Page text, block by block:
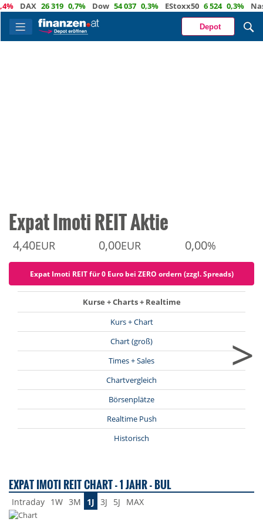
DAX 26 319 0,7% Dow 54 037 0,3% EStoxx50 6 524 0,3% Nasdaq
Depot
Expat Imoti REIT Aktie
4,40EUR 0,00EUR 0,00%
Expat Imoti REIT für 0 Euro bei ZERO ordern (zzgl. Spreads)
Kurse + Charts + Realtime
Kurs + Chart
Chart (groß)
Times + Sales
Chartvergleich
Börsenplätze
Realtime Push
Historisch
>
EXPAT IMOTI REIT CHART - 1 JAHR - BUL
Intraday 1W 3M 1J 3J 5J MAX